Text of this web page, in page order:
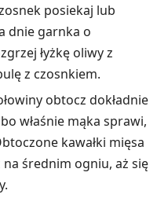
posiekaj lub
dnie garnka o
łyżkę oliwy z
z czosnkiem.
obtocz dokładnie
właśnie mąka sprawi,
kawałki mięsa
średnim ogniu, aż się